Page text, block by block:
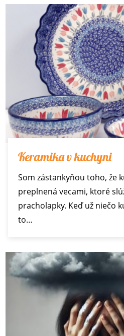
Keramika v kuchyni
Som zástankyňou toho, že
preplnená vecami, ktoré
pracholapky. Keď už niečo
to…